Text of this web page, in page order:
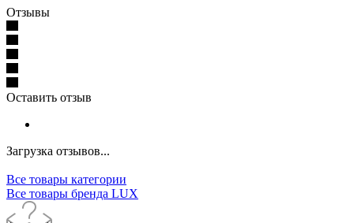
Отзывы
Оставить отзыв
Загрузка отзывов...
Все товары категории
Все товары бренда LUX